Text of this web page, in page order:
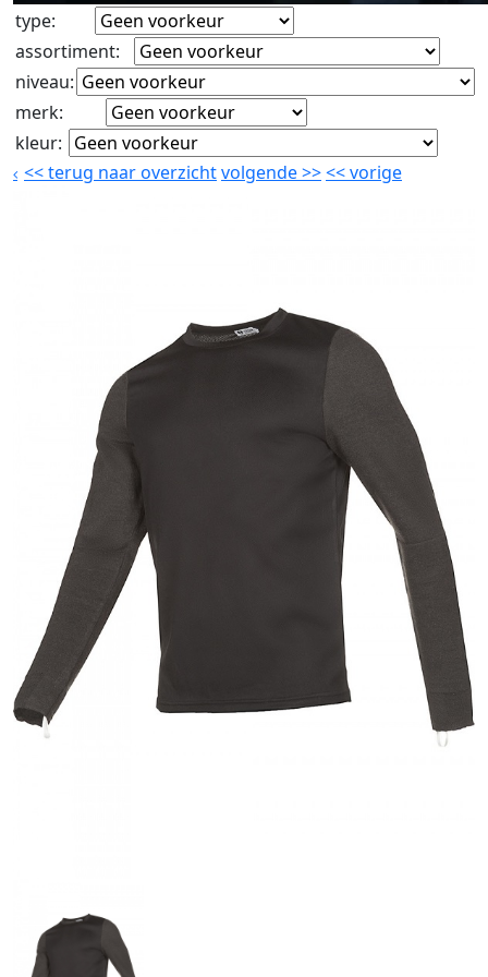
type:
assortiment:
niveau:
merk:
kleur:
<<terug naar overzichtvolgende>><<vorige